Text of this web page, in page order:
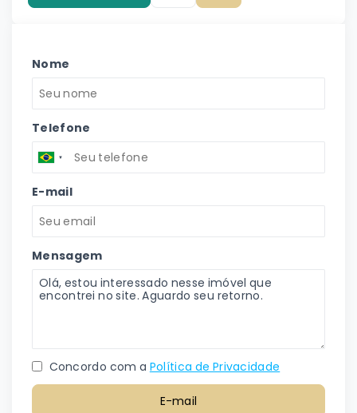
Nome
Telefone
E-mail
Mensagem
Concordo com a Política de Privacidade
E-mail